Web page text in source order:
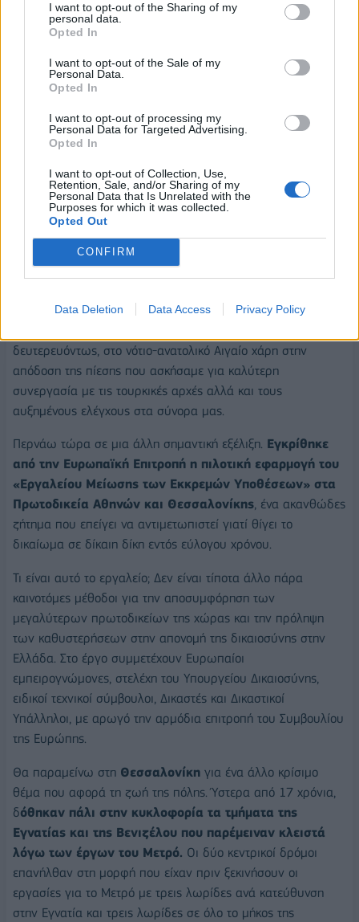
I want to opt-out of the Sharing of my
personal data.
Opted In
I want to opt-out of the Sale of my
Personal Data.
Opted In
I want to opt-out of processing my
Personal Data for Targeted Advertising.
Opted In
I want to opt-out of Collection, Use,
Retention, Sale, and/or Sharing of my
Personal Data that Is Unrelated with the
Purposes for which it was collected.
Opted Out
CONFIRM
Data Deletion Data Access Privacy Policy
πλατφόρμας που λειτουργεί στην ΗΔΙΚΑ απεικονίζεται η
σειρά προτεραιότητας των προς εκτέλεση χειρουργικών
επεμβάσεων στα Νοσοκομεία με στόχο τη μείωση του
χρόνου αναμονής των ασθενών. Και όπως δεσμεύτηκα,
αυξάνονται αναδρομικά από 1ης Ιανουαρίου 2024 κατά 20%
οι αποζημιώσεις για τις εφημερίες των γιατρών του ΕΣΥ. Η
σχετική διάταξη κατατέθηκε σε διαβούλευση. Εκτός από τη
-όσο μας το επιτρέπει η οικονομία- και τις απολαβές του
ιατρικού προσωπικού.
Στα νεότερα τώρα ως προς το
Αξιοσημείωτη ήταν η μείωση των αφίξεων αιτούντων άσυλο
τον Ιανουάριο. Συνολικά είχαμε μείωση 30% στις αφίξεις σε
Σεπτέμβριο του 2023. Η μεταναστευτική πίεση έχει
δευτερευόντως, στο νότιο-ανατολικό Αιγαίο χάρη στην
απόδοση της πίεσης που ασκήσαμε για καλύτερη
συνεργασία με τις τουρκικές αρχές αλλά και τους
αυξημένους ελέγχους στα σύνορα μας.
Περνάω τώρα σε μια άλλη σημαντική εξέλιξη. Εγκρίθηκε
από την Ευρωπαϊκή Επιτροπή η πιλοτική εφαρμογή του
«Εργαλείου Μείωσης των Εκκρεμών Υποθέσεων» στα
Πρωτοδικεία Αθηνών και Θεσσαλονίκης, ένα ακανθώδες
ζήτημα που επείγει να αντιμετωπιστεί γιατί θίγει το
δικαίωμα σε δίκαιη δίκη εντός εύλογου χρόνου.
Τι είναι αυτό το εργαλείο; Δεν είναι τίποτα άλλο πάρα
καινοτόμες μέθοδοι για την αποσυμφόρηση των
μεγαλύτερων πρωτοδικείων της χώρας και την πρόληψη
των καθυστερήσεων στην απονομή της δικαιοσύνης στην
Ελλάδα. Στο έργο συμμετέχουν Ευρωπαίοι
εμπειρογνώμονες, στελέχη του Υπουργείου Δικαιοσύνης,
ειδικοί τεχνικοί σύμβουλοι, Δικαστές και Δικαστικοί
Υπάλληλοι, με αρωγό την αρμόδια επιτροπή του Συμβουλίου
της Ευρώπης.
Θα παραμείνω στη Θεσσαλονίκη για ένα άλλο κρίσιμο
θέμα που αφορά τη ζωή της πόλης. Ύστερα από 17 χρόνια,
δόθηκαν πάλι στην κυκλοφορία τα τμήματα της
Εγνατίας και της Βενιζέλου που παρέμειναν κλειστά
λόγω των έργων του Μετρό. Οι δύο κεντρικοί δρόμοι
επανήλθαν στη μορφή που είχαν πριν ξεκινήσουν οι
εργασίες για το Μετρό με τρεις λωρίδες ανά κατεύθυνση
στην Εγνατία και τρεις λωρίδες σε όλο το μήκος της